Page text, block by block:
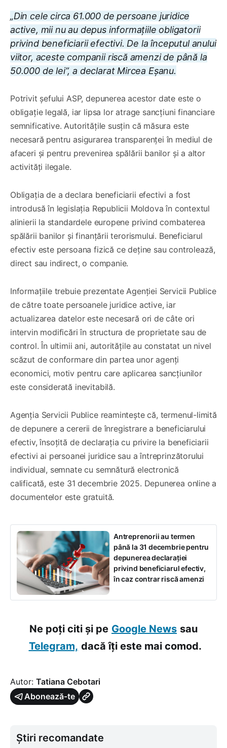
„Din cele circa 61.000 de persoane juridice
active, mii nu au depus informațiile obligatorii
privind beneficiarii efectivi. De la începutul anului
viitor, aceste companii riscă amenzi de până la
50.000 de lei”, a declarat Mircea Eșanu.
Potrivit șefului ASP, depunerea acestor date este o
obligație legală, iar lipsa lor atrage sancțiuni financiare
semnificative. Autoritățile susțin că măsura este
necesară pentru asigurarea transparenței în mediul de
afaceri și pentru prevenirea spălării banilor și a altor
activități ilegale.
Obligația de a declara beneficiarii efectivi a fost
introdusă în legislația Republicii Moldova în contextul
alinierii la standardele europene privind combaterea
spălării banilor și finanțării terorismului. Beneficiarul
efectiv este persoana fizică ce deține sau controlează,
direct sau indirect, o companie.
Informațiile trebuie prezentate Agenției Servicii Publice
de către toate persoanele juridice active, iar
actualizarea datelor este necesară ori de câte ori
intervin modificări în structura de proprietate sau de
control. În ultimii ani, autoritățile au constatat un nivel
scăzut de conformare din partea unor agenți
economici, motiv pentru care aplicarea sancțiunilor
este considerată inevitabilă.
Agenția Servicii Publice reamintește că, termenul-limită
de depunere a cererii de înregistrare a beneficiarului
efectiv, însoțită de declarația cu privire la beneficiarii
efectivi ai persoanei juridice sau a întreprinzătorului
individual, semnate cu semnătură electronică
calificată, este 31 decembrie 2025. Depunerea online a
documentelor este gratuită.
Antreprenorii au termen
până la 31 decembrie pentru
depunerea declarației
privind beneficiarul efectiv,
în caz contrar riscă amenzi
Ne poți citi și pe Google News sau
Telegram, dacă îți este mai comod.
Autor: Tatiana Cebotari
Abonează-te
Știri recomandate